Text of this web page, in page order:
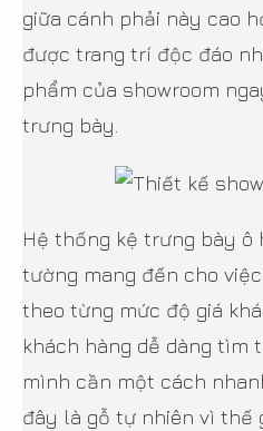
giữa cánh phải này cao
được trang trí độc đáo
phẩm của showroom
trưng bày.
Hệ thống kệ trưng bày ô
tường mang đến cho
theo từng mức độ giá
khách hàng dễ dàng tìm
mình cần một cách
đây là gỗ tự nhiên vì thế